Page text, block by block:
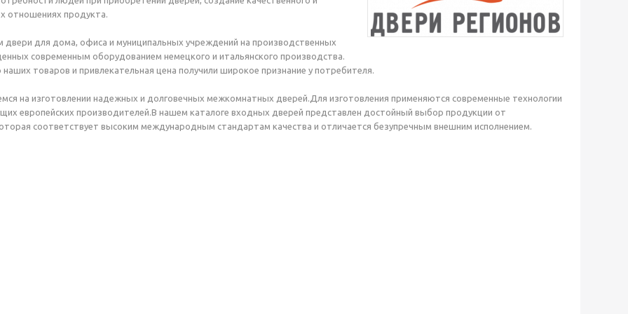
отношениях продукта.
двери для дома, офиса и муниципальных учреждений на производственных
современным оборудованием немецкого и итальянского производства.
товаров и привлекательная цена получили широкое признание у потребителя.
на изготовлении надежных и долговечных межкомнатных дверей.Для изготовления применяются современные технологии
европейских производителей.В нашем каталоге входных дверей представлен достойный выбор продукции от
соответствует высоким международным стандартам качества и отличается безупречным внешним исполнением.